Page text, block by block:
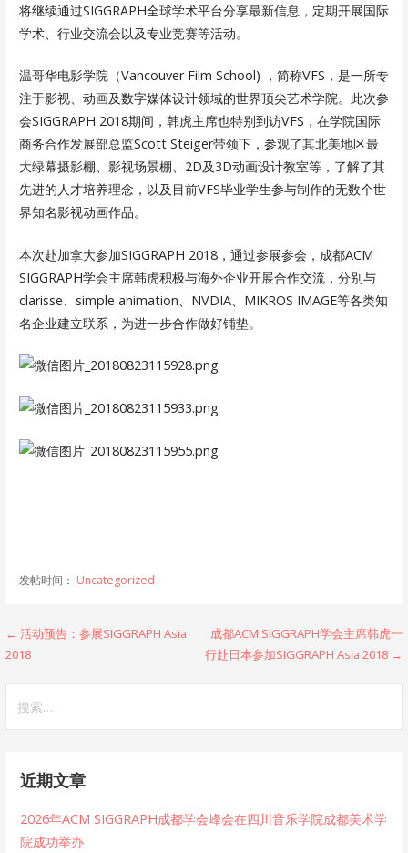
将继续通过SIGGRAPH全球学术平台分享最新信息，定期开展国际
学术、行业交流会以及专业竞赛等活动。
温哥华电影学院（Vancouver Film School) ，简称VFS，是一所专
注于影视、动画及数字媒体设计领域的世界顶尖艺术学院。此次参
会SIGGRAPH 2018期间，韩虎主席也特别到访VFS，在学院国际
商务合作发展部总监Scott Steiger带领下，参观了其北美地区最
大绿幕摄影棚、影视场景棚、2D及3D动画设计教室等，了解了其
先进的人才培养理念，以及目前VFS毕业学生参与制作的无数个世
界知名影视动画作品。
本次赴加拿大参加SIGGRAPH 2018，通过参展参会，成都ACM
SIGGRAPH学会主席韩虎积极与海外企业开展合作交流，分别与
clarisse、simple animation、NVDIA、MIKROS IMAGE等各类知
名企业建立联系，为进一步合作做好铺垫。
发帖时间： Uncategorized
文
导
← 活动预告：参展SIGGRAPH Asia
2018
成都ACM SIGGRAPH学会主席韩虎一
行赴日本参加SIGGRAPH Asia 2018 →
索：
近期文章
2026年ACM SIGGRAPH成都学会峰会在四川音乐学院成都美术学
院成功举办